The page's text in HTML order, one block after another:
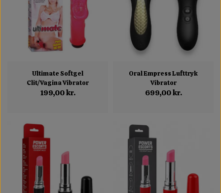
Ultimate Softgel
Clit/Vagina Vibrator
199,00 kr.
Oral Empress Lufttryk
Vibrator
699,00 kr.